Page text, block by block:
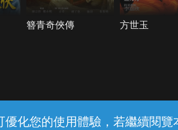
化您的使用體驗，若繼續閱
簪青奇俠傳 方世玉
線上客服 服務條款 隱